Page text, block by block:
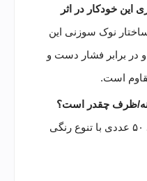
۱ میلی‌متری این خودکار در اثر
نوک سوزنی این
و در برابر فشار دست و
است.
ظرف چقدر است؟
این محصول در ظرف‌های ۵۰ عددی با تنوع رنگی